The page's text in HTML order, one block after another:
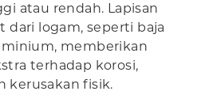
atau rendah. Lapisan
dari logam, seperti baja
memberikan
terhadap korosi,
kerusakan fisik.